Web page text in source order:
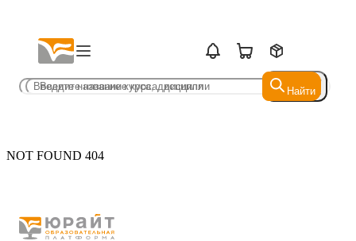
Найти
Найти
NOT FOUND 404